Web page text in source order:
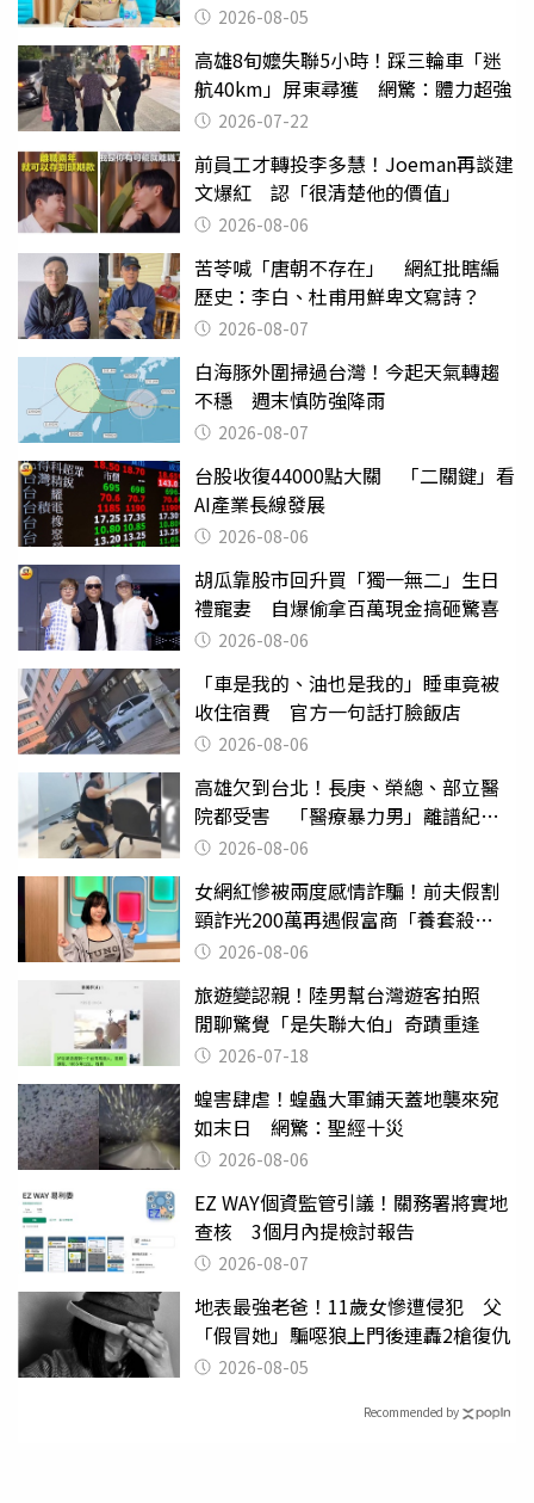
2026-08-05
高雄8旬嬤失聯5小時！踩三輪車「迷
航40km」屏東尋獲 網驚：體力超強
2026-07-22
前員工才轉投李多慧！Joeman再談建
文爆紅 認「很清楚他的價值」
2026-08-06
苦苓喊「唐朝不存在」 網紅批瞎編
歷史：李白、杜甫用鮮卑文寫詩？
2026-08-07
白海豚外圍掃過台灣！今起天氣轉趨
不穩 週末慎防強降雨
2026-08-07
台股收復44000點大關 「二關鍵」看
AI產業長線發展
2026-08-06
胡瓜靠股市回升買「獨一無二」生日
禮寵妻 自爆偷拿百萬現金搞砸驚喜
2026-08-06
「車是我的、油也是我的」睡車竟被
收住宿費 官方一句話打臉飯店
2026-08-06
高雄欠到台北！長庚、榮總、部立醫
院都受害 「醫療暴力男」離譜紀錄
曝光2026-08-06
女網紅慘被兩度感情詐騙！前夫假割
頸詐光200萬再遇假富商「養套殺
2000萬」
2026-08-06
旅遊變認親！陸男幫台灣遊客拍照
閒聊驚覺「是失聯大伯」奇蹟重逢
2026-07-18
蝗害肆虐！蝗蟲大軍鋪天蓋地襲來宛
如末日 網驚：聖經十災
2026-08-06
EZ WAY個資監管引議！關務署將實地
查核 3個月內提檢討報告
2026-08-07
地表最強老爸！11歲女慘遭侵犯 父
「假冒她」騙噁狼上門後連轟2槍復仇
2026-08-05
Recommended by